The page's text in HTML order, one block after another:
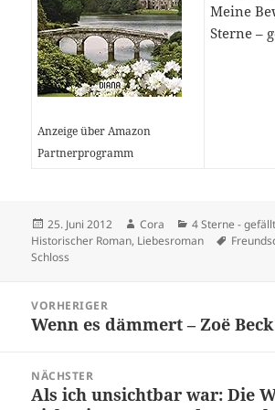
Anzeige über Amazon
Partnerprogramm
Meine
Sterne –
Veröffentlicht
am
25. Juni 2012 Autor
Cora Kategorien
4 Sterne -
Historischer Roman, Liebesroman
Schloss
VORHERIGER
Vorheriger
Wenn es dämmert – Zoë Beck
NÄCHSTER
Nächster
Als ich unsichtbar war: Die